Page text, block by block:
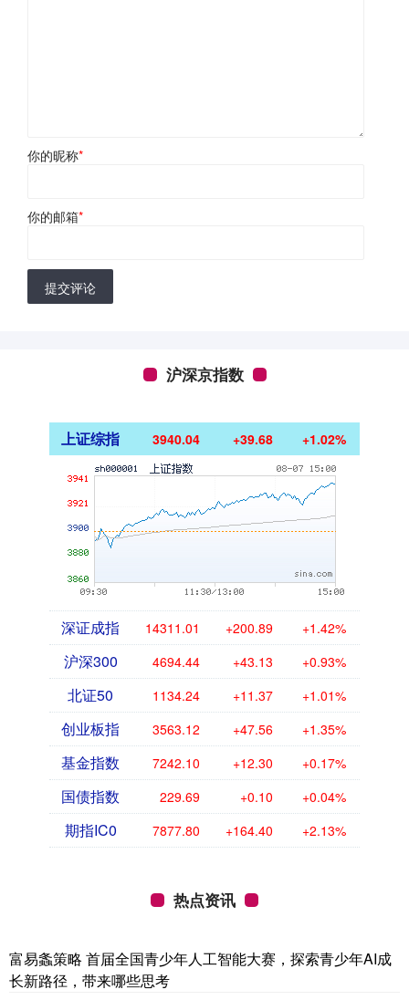
你的昵称*
你的邮箱*
提交评论
沪深京指数
上证综指 3940.04 +39.68 +1.02%
深证成指 14311.01 +200.89 +1.42%
沪深300 4694.44 +43.13 +0.93%
北证50 1134.24 +11.37 +1.01%
创业板指 3563.12 +47.56 +1.35%
基金指数 7242.10 +12.30 +0.17%
国债指数 229.69 +0.10 +0.04%
期指IC0 7877.80 +164.40 +2.13%
热点资讯
富易螽策略 首届全国青少年人工智能大赛，探索青少年AI成
长新路径，带来哪些思考